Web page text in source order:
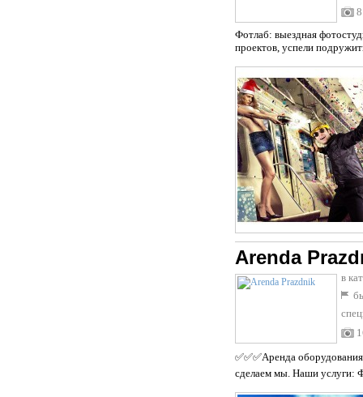
8
Фотлаб: выездная
проектов, успели
Arenda
в
✅✅✅Аренда
сделаем мы. Наши услуги: